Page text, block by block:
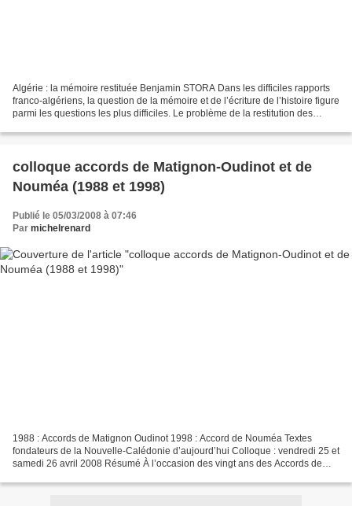
Algérie : la mémoire restituée Benjamin STORA Dans les difficiles rapports
franco-algériens, la question de la mémoire et de l’écriture de l’histoire figure
parmi les questions les plus difficiles. Le problème de la restitution des
colloque accords de Matignon-Oudinot et de
Nouméa (1988 et 1998)
Publié le 05/03/2008 à 07:46
Par michelrenard
1988 : Accords de Matignon Oudinot 1998 : Accord de Nouméa Textes
fondateurs de la Nouvelle-Calédonie d’aujourd’hui Colloque : vendredi 25 et
samedi 26 avril 2008 Résumé À l’occasion des vingt ans des Accords de